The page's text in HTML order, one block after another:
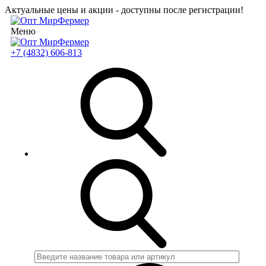
Актуальные цены и акции - доступны после регистрации!
Меню
+7 (4832) 606-813